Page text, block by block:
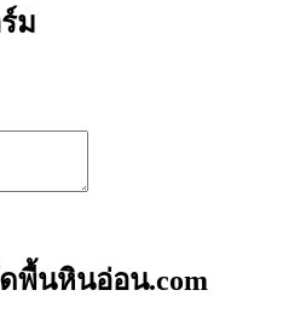
ม
พื้นหินอ่อน.com